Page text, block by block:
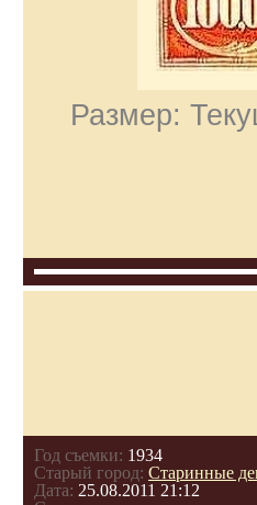
Размер:
Год съемки: 1934
Старый город: Старинные
Дата: 25.08.2011 21:12